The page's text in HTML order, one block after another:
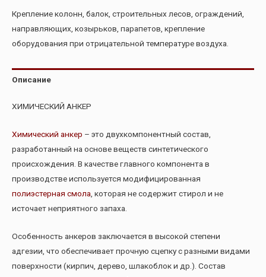
Крепление колонн, балок, строительных лесов, ограждений,
направляющих, козырьков, парапетов, крепление
оборудования при отрицательной температуре воздуха.
Описание
ХИМИЧЕСКИЙ АНКЕР
Химический анкер – это двухкомпонентный состав,
разработанный на основе веществ синтетического
происхождения. В качестве главного компонента в
производстве используется модифицированная
полиэстерная смола , которая не содержит стирол и не
источает неприятного запаха.
Особенность анкеров заключается в высокой степени
адгезии, что обеспечивает прочную сцепку с разными видами
поверхности (кирпич, дерево, шлакоблок и др.). Состав